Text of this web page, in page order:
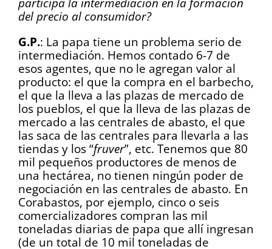
del precio al consumidor?
G.P.: La papa tiene un problema serio de
intermediación. Hemos contado 6-7 de
esos agentes, que no le agregan valor al
producto: el que la compra en el barbecho,
el que la lleva a las plazas de mercado de
los pueblos, el que la lleva de las plazas de
mercado a las centrales de abasto, el que
las saca de las centrales para llevarla a las
tiendas y los “fruver”, etc. Tenemos que 80
mil pequeños productores de menos de
una hectárea, no tienen ningún poder de
negociación en las centrales de abasto. En
Corabastos, por ejemplo, cinco o seis
comercializadores compran las mil
toneladas diarias de papa que allí ingresan
(de un total de 10 mil toneladas de